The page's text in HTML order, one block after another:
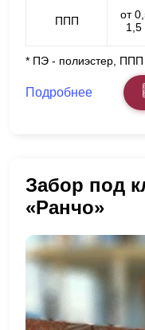
ППП
от
* ПЭ - полиэстер,
Подробнее
Забор под
«Ранчо»